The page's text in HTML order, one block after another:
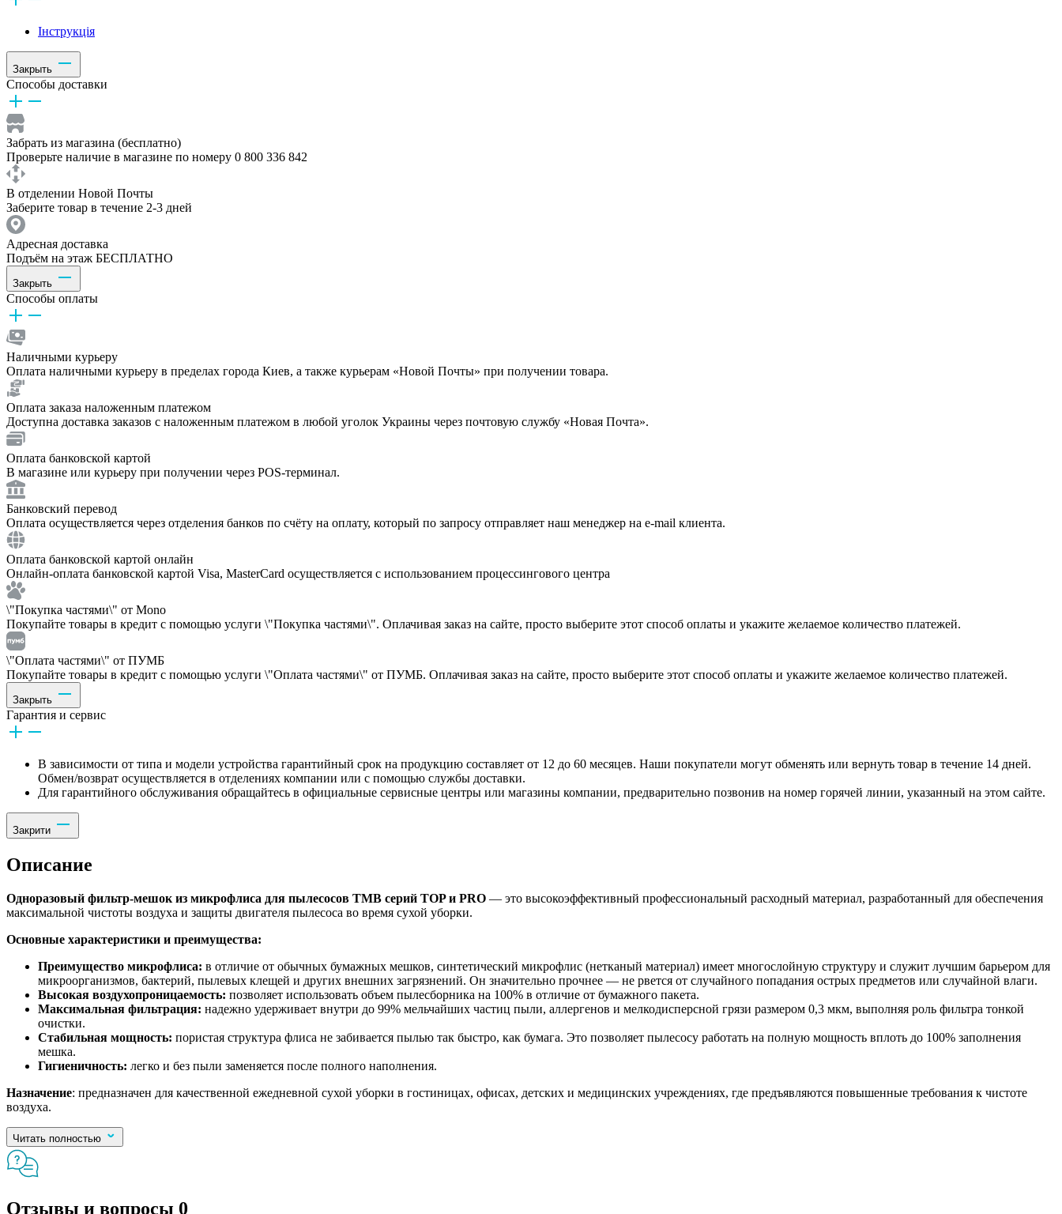
Інструкція
Закрыть
Способы доставки
Забрать из магазина (бесплатно)
Проверьте наличие в магазине по номеру 0 800 336 842
В отделении Новой Почты
Заберите товар в течение 2-3 дней
Адресная доставка
Подъём на этаж БЕСПЛАТНО
Закрыть
Способы оплаты
Наличными курьеру
Оплата наличными курьеру в пределах города Киев, а также курьерам «Новой Почты» при получении товара.
Оплата заказа наложенным платежом
Доступна доставка заказов с наложенным платежом в любой уголок Украины через почтовую службу «Новая Почта».
Оплата банковской картой
В магазине или курьеру при получении через POS-терминал.
Банковский перевод
Оплата осуществляется через отделения банков по счёту на оплату, который по запросу отправляет наш менеджер на e-mail клиента.
Оплата банковской картой онлайн
Онлайн-оплата банковской картой Visa, MasterCard осуществляется с использованием процессингового центра
\"Покупка частями\" от Mono
Покупайте товары в кредит с помощью услуги \"Покупка частями\". Оплачивая заказ на сайте, просто выберите этот способ оплаты и укажите желаемое количество платежей.
\"Оплата частями\" от ПУМБ
Покупайте товары в кредит с помощью услуги \"Оплата частями\" от ПУМБ. Оплачивая заказ на сайте, просто выберите этот способ оплаты и укажите желаемое количество платежей.
Закрыть
Гарантия и сервис
В зависимости от типа и модели устройства гарантийный срок на продукцию составляет от 12 до 60 месяцев. Наши покупатели могут обменять или вернуть товар в течение 14 дней.
Обмен/возврат осуществляется в отделениях компании или с помощью службы доставки.
Для гарантийного обслуживания обращайтесь в официальные сервисные центры или магазины компании, предварительно позвонив на номер горячей линии, указанный на этом сайте.
Закрити
Описание
Одноразовый фильтр-мешок из микрофлиса для пылесосов TMB серий TOP и PRO — это высокоэффективный профессиональный расходный материал, разработанный для обеспечения
максимальной чистоты воздуха и защиты двигателя пылесоса во время сухой уборки.
Основные характеристики и преимущества:
Преимущество микрофлиса: в отличие от обычных бумажных мешков, синтетический микрофлис (нетканый материал) имеет многослойную структуру и служит лучшим барьером для
микроорганизмов, бактерий, пылевых клещей и других внешних загрязнений. Он значительно прочнее — не рвется от случайного попадания острых предметов или случайной влаги.
Высокая воздухопроницаемость: позволяет использовать объем пылесборника на 100% в отличие от бумажного пакета.
Максимальная фильтрация: надежно удерживает внутри до 99% мельчайших частиц пыли, аллергенов и мелкодисперсной грязи размером 0,3 мкм, выполняя роль фильтра тонкой
очистки.
Стабильная мощность: пористая структура флиса не забивается пылью так быстро, как бумага. Это позволяет пылесосу работать на полную мощность вплоть до 100% заполнения
мешка.
Гигиеничность: легко и без пыли заменяется после полного наполнения.
Назначение: предназначен для качественной ежедневной сухой уборки в гостиницах, офисах, детских и медицинских учреждениях, где предъявляются повышенные требования к чистоте
воздуха.
Читать полностью
Отзывы и вопросы 0